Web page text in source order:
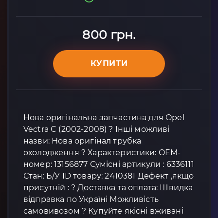
800 грн.
КУПИТИ
Нова оригінальна запчастина для Opel
Vectra C (2002-2008) ? Інші можливі
назви: Нова оригінал трубка
охолодження ? Характеристики: OEM-
номер: 13156877 Сумісні артикули : 6336111
Стан: Б/У ID товару: 2410381 Дефект ,якщо
присутній : ? Доставка та оплата: Швидка
відправка по Україні Можливість
самовивозом ? Купуйте якісні вживані